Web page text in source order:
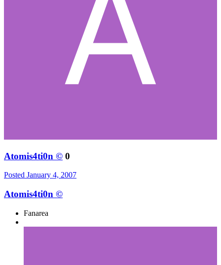
Atomis4ti0n © 0
Posted January 4, 2007
Atomis4ti0n ©
Fanarea